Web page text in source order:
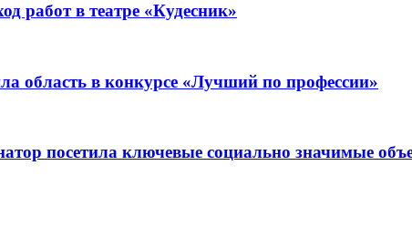
работ в театре «Кудесник»
область в конкурсе «Лучший по профессии»
посетила ключевые социально значимые